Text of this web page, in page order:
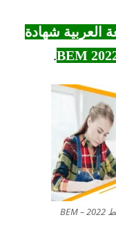
العربية شهادة
.
مواضيع وحلول شهادة التعليم المتوسط 2022 – BEM